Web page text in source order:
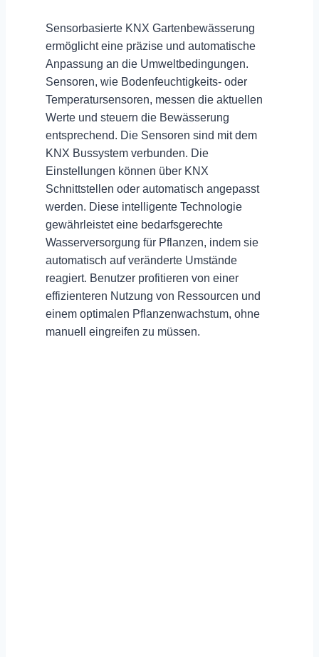
Sensorbasierte KNX Gartenbewässerung
ermöglicht eine präzise und automatische
Anpassung an die Umweltbedingungen.
Sensoren, wie Bodenfeuchtigkeits- oder
Temperatursensoren, messen die aktuellen
Werte und steuern die Bewässerung
entsprechend. Die Sensoren sind mit dem
KNX Bussystem verbunden. Die
Einstellungen können über KNX
Schnittstellen oder automatisch angepasst
werden. Diese intelligente Technologie
gewährleistet eine bedarfsgerechte
Wasserversorgung für Pflanzen, indem sie
automatisch auf veränderte Umstände
reagiert. Benutzer profitieren von einer
effizienteren Nutzung von Ressourcen und
einem optimalen Pflanzenwachstum, ohne
manuell eingreifen zu müssen.